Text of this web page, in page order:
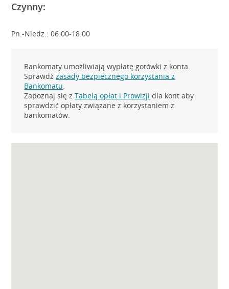
Czynny:
Pn.-Niedz.: 06:00-18:00
Bankomaty umożliwiają wypłatę gotówki z konta.
Sprawdźzasady bezpiecznego korzystania z
Bankomatu.
Zapoznaj się zTabelą opłat i Prowizji dla kont aby
sprawdzić opłaty związane z korzystaniem z
bankomatów.